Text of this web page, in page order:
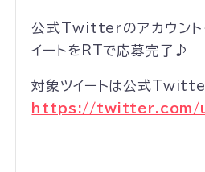
公式Twitterのアカウント
イートをRTで応募完了♪
対象ツイートは公式
https://